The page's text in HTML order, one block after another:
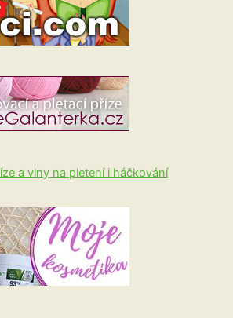
a vlny na pletení i háčkování